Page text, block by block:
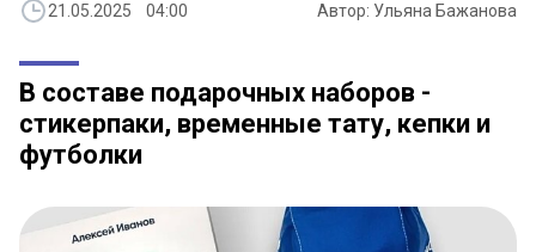
21.05.2025 04:00 Автор: Ульяна Бажанова
В составе подарочных наборов -
стикерпаки, временные тату, кепки и
футболки